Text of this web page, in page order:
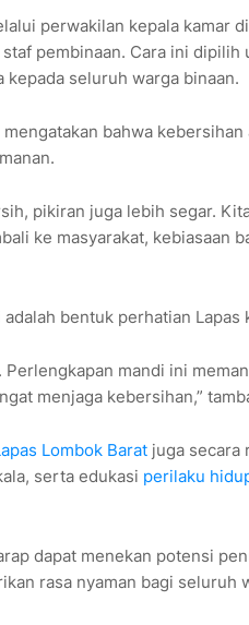
perwakilan kepala kamar
pembinaan. Cara ini
seluruh warga binaan.
bahwa
pikiran juga lebih segar.
ke masyarakat, kebiasaan
bentuk perhatian Lapas
mandi ini
menjaga kebersihan,”
Lombok Baratjuga secara
serta edukasi perilaku
dapat menekan potensi
rasa nyaman bagi seluruh